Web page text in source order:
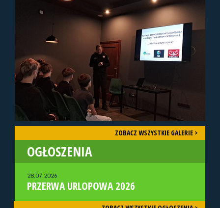
ZOBACZ WSZYSTKIE GALERIE >
OGŁOSZENIA
28.07.2026
PRZERWA URLOPOWA 2026